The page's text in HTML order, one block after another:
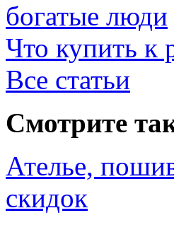
богатые люди
Что купить к
Все статьи
Смотрите
Ателье,
скидок